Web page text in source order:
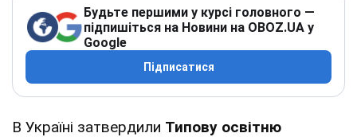
Будьте першими у курсі головного —
підпишіться на Новини на OBOZ.UA у
Google
Підписатися
В Україні затвердили Типову освітню